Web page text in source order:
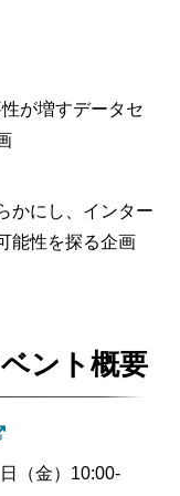
が増すデータセ
かにし、インター
能性を探る企画
ント概要
（金）10:00-